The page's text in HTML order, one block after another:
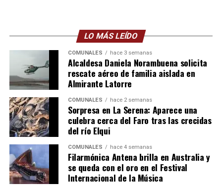
LO MÁS LEÍDO
COMUNALES hace 3 semanas
Alcaldesa Daniela Norambuena solicita
rescate aéreo de familia aislada en
Almirante Latorre
COMUNALES hace 2 semanas
Sorpresa en La Serena: Aparece una
culebra cerca del Faro tras las crecidas
del río Elqui
COMUNALES hace 4 semanas
Filarmónica Antena brilla en Australia y
se queda con el oro en el Festival
Internacional de la Música